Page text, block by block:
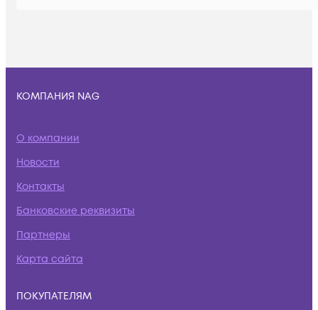
КОМПАНИЯ NAG
О компании
Новости
Контакты
Банковские реквизиты
Партнеры
Карта сайта
ПОКУПАТЕЛЯМ